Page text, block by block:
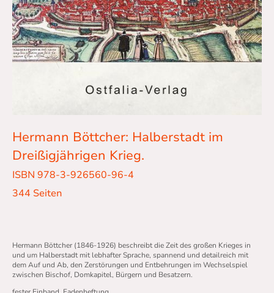
Hermann Böttcher: Halberstadt im
Dreißigjährigen Krieg.
ISBN 978-3-926560-96-4
344 Seiten
Hermann Böttcher (1846-1926) beschreibt die Zeit des großen Krieges in
und um Halberstadt mit lebhafter Sprache, spannend und detailreich mit
dem Auf und Ab, den Zerstörungen und Entbehrungen im Wechselspiel
zwischen Bischof, Domkapitel, Bürgern und Besatzern.